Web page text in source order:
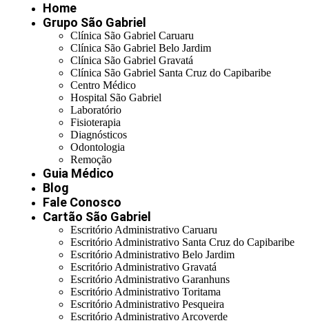
Home
Grupo São Gabriel
Clínica São Gabriel Caruaru
Clínica São Gabriel Belo Jardim
Clínica São Gabriel Gravatá
Clínica São Gabriel Santa Cruz do Capibaribe
Centro Médico
Hospital São Gabriel
Laboratório
Fisioterapia
Diagnósticos
Odontologia
Remoção
Guia Médico
Blog
Fale Conosco
Cartão São Gabriel
Escritório Administrativo Caruaru
Escritório Administrativo Santa Cruz do Capibaribe
Escritório Administrativo Belo Jardim
Escritório Administrativo Gravatá
Escritório Administrativo Garanhuns
Escritório Administrativo Toritama
Escritório Administrativo Pesqueira
Escritório Administrativo Arcoverde